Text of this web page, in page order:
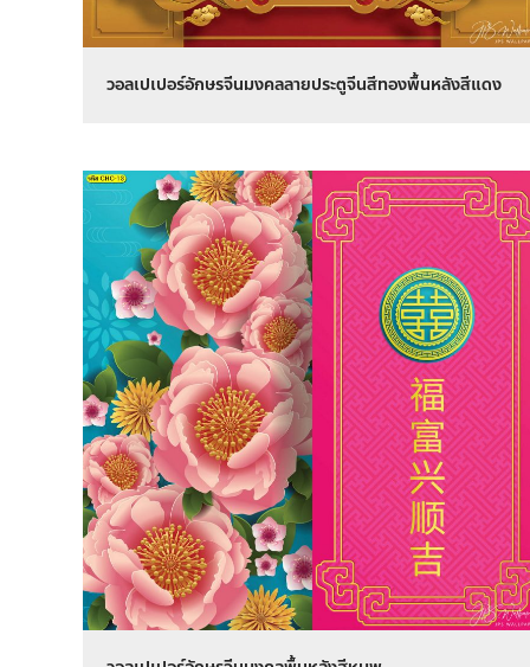
วอลเปเปอร์อักษรจีนมงคลลายประตูจีนสีทองพื้นหลังสีแดง